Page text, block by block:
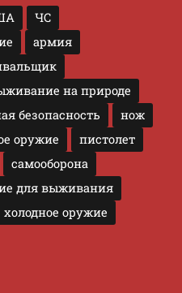
ЧС
армия
на природе
безопасность
нож
оружие
пистолет
самооборона
для выживания
холодное оружие